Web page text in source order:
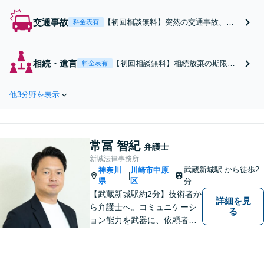
交通事故 料金表有
【初回相談無料】突然の交通事故、今
相談を強くお勧めします。Webでの初
期相談にも対応。あなたの負担を軽減
相続・遺言 料金表有
【初回相談無料】相続放棄の期限が
出張相談にも対応しております。実
ださい。
他3分野を表示
常冨 智紀 弁護士
新城法律事務所
神奈川
県
川崎市中原
区
武蔵新城駅 から徒歩2
分
【武蔵新城駅約2分】技術者か
ら弁護士へ。コミュニケーシ
ョン能力を武器に、依頼者さ
を目指します。【離婚・男女
詳細を見
る